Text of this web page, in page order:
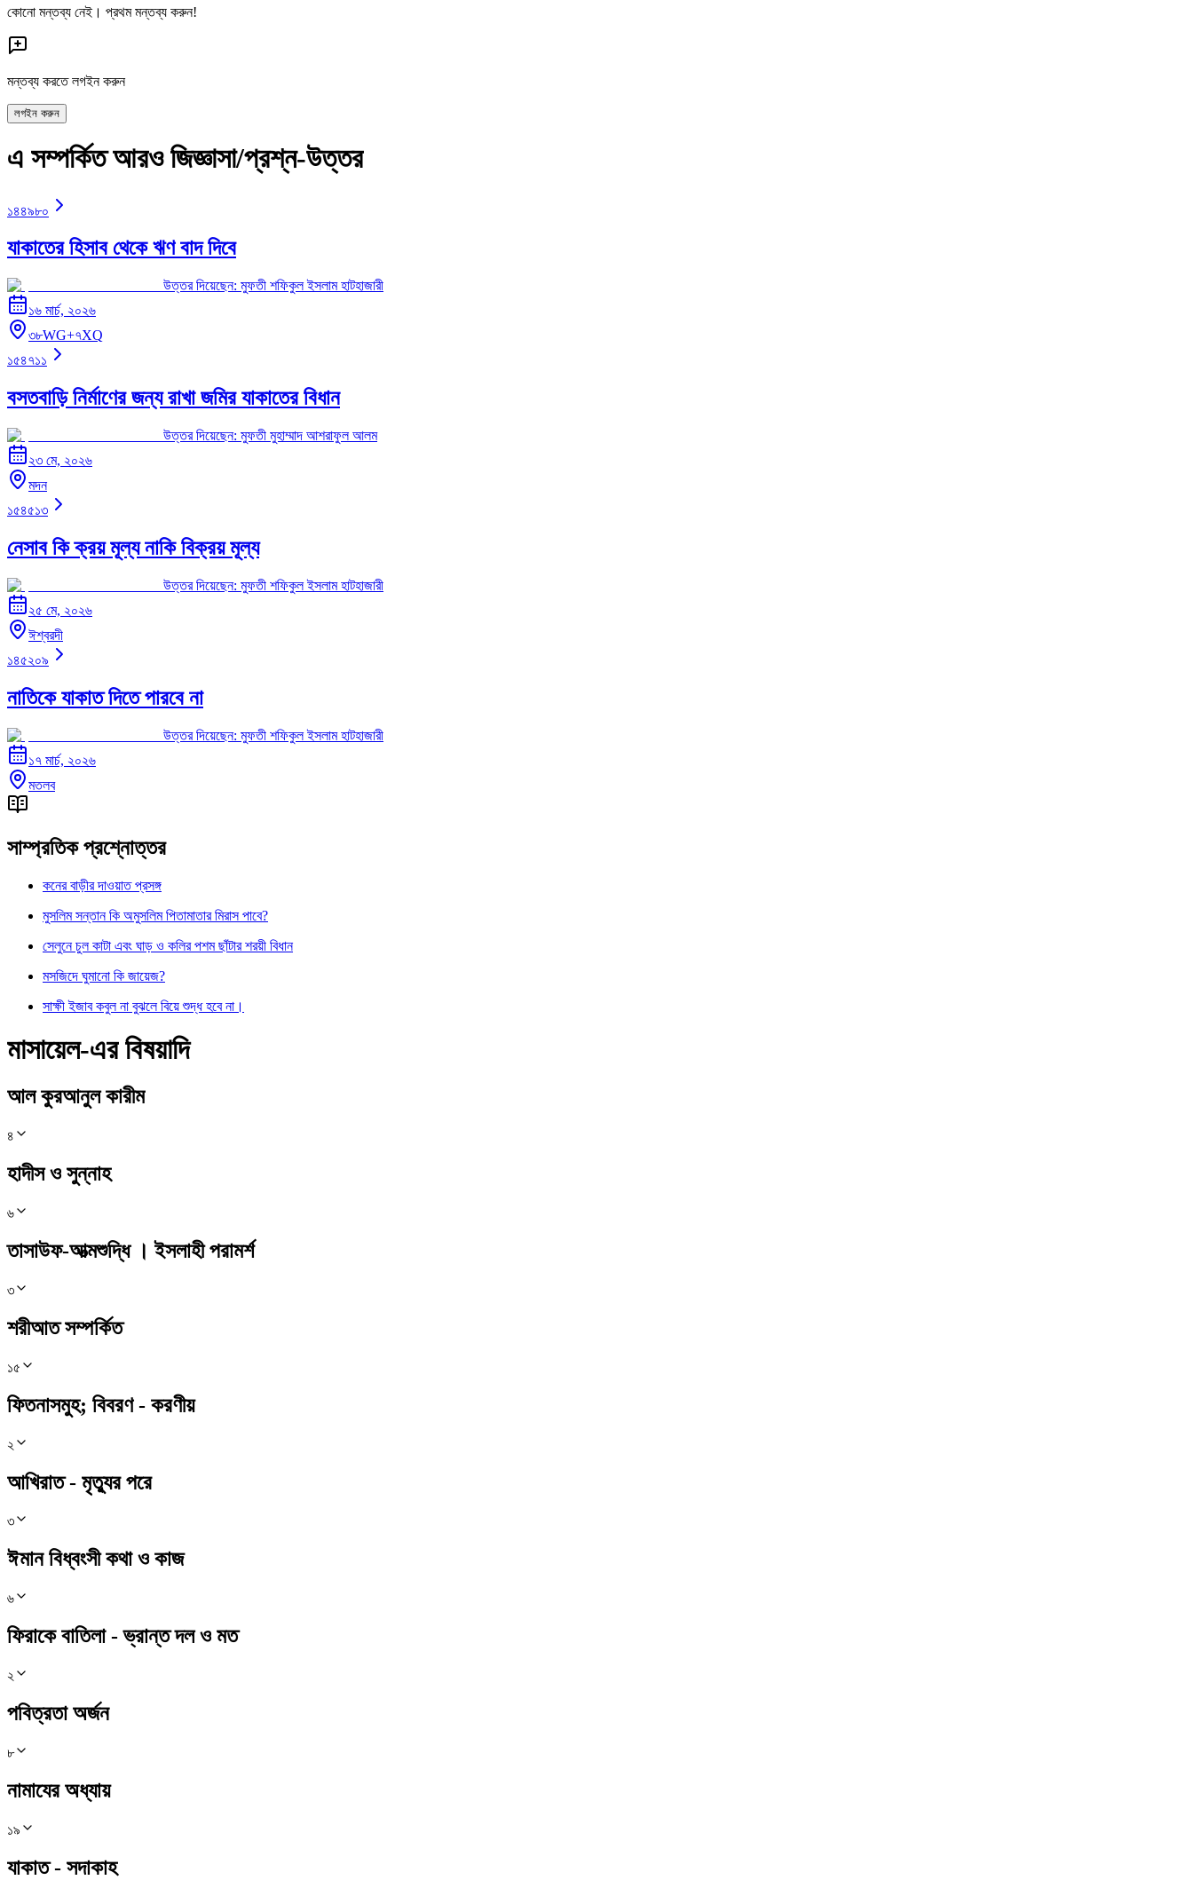
কোনো মন্তব্য নেই। প্রথম মন্তব্য করুন!
মন্তব্য করতে লগইন করুন
লগইন করুন
এ সম্পর্কিত আরও জিজ্ঞাসা/প্রশ্ন-উত্তর
১৪৪৯৮০
যাকাতের হিসাব থেকে ঋণ বাদ দিবে
উত্তর দিয়েছেন: মুফতী শফিকুল ইসলাম হাটহাজারী
১৬ মার্চ, ২০২৬
৩৮WG+৭XQ
১৫৪৭১১
বসতবাড়ি নির্মাণের জন্য রাখা জমির যাকাতের বিধান
উত্তর দিয়েছেন: মুফতী মুহাম্মাদ আশরাফুল আলম
২৩ মে, ২০২৬
মদন
১৫৪৫১৩
নেসাব কি ক্রয় মূল্য নাকি বিক্রয় মূল্য
উত্তর দিয়েছেন: মুফতী শফিকুল ইসলাম হাটহাজারী
২৫ মে, ২০২৬
ঈশ্বরদী
১৪৫২০৯
নাতিকে যাকাত দিতে পারবে না
উত্তর দিয়েছেন: মুফতী শফিকুল ইসলাম হাটহাজারী
১৭ মার্চ, ২০২৬
মতলব
সাম্প্রতিক প্রশ্নোত্তর
কনের বাড়ীর দাওয়াত প্রসঙ্গ
মুসলিম সন্তান কি অমুসলিম পিতামাতার মিরাস পাবে?
সেলুনে চুল কাটা এবং ঘাড় ও কলির পশম ছাঁটার শরয়ী বিধান
মসজিদে ঘুমানো কি জায়েজ?
সাক্ষী ইজাব কবুল না বুঝলে বিয়ে শুদ্ধ হবে না।
মাসায়েল-এর বিষয়াদি
আল কুরআনুল কারীম
৪
হাদীস ও সুন্নাহ
৬
তাসাউফ-আত্মশুদ্ধি । ইসলাহী পরামর্শ
৩
শরীআত সম্পর্কিত
১৫
ফিতনাসমুহ; বিবরণ - করণীয়
২
আখিরাত - মৃত্যুর পরে
৩
ঈমান বিধ্বংসী কথা ও কাজ
৬
ফিরাকে বাতিলা - ভ্রান্ত দল ও মত
২
পবিত্রতা অর্জন
৮
নামাযের অধ্যায়
১৯
যাকাত - সদাকাহ